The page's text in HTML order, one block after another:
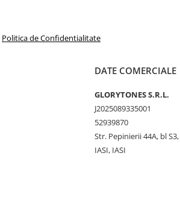
Politica de Confidentialitate
DATE COMERCIALE
GLORYTONES S.R.L.
J2025089335001
52939870
Str. Pepinierii 44A, bl
IASI, IASI